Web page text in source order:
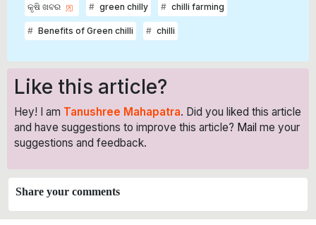
କୃଷି ଖବର green chilly chilli farming
Benefits of Green chilli chilli
Like this article?
Hey! I am Tanushree Mahapatra. Did you liked this article
and have suggestions to improve this article? Mail me your
suggestions and feedback.
Share your comments